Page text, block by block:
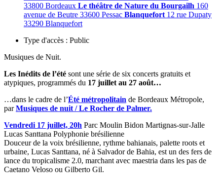
33800 Bordeaux Le théâtre de Nature du Bourgailh 160
avenue de Beutre 33600 Pessac Blanquefort 12 rue Dupaty
33290 Blanquefort
Type d'accès : Public
Musiques de Nuit.
Les Inédits de l’été sont une série de six concerts gratuits et
atypiques, programmés du 17 juillet au 27 août…
…dans le cadre de l’Été métropolitain de Bordeaux Métropole,
parMusiques de nuit / Le Rocher de Palmer.
Vendredi 17 juillet, 20h Parc Moulin Bidon Martignas-sur-Jalle
Lucas Santtana Polyphonie brésilienne
Douceur de la voix brésilienne, rythme bahianais, palette roots et
urbaine, Lucas Santtana, né à Salvador de Bahia, est un des fers de
lance du tropicalisme 2.0, marchant avec maestria dans les pas de
Caetano Veloso ou Gilberto Gil.